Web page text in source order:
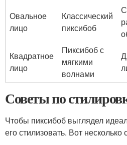
Овальное
лицо
Классический
пиксибоб
Квадратное
лицо
Пиксибоб с
мягкими
волнами
Советы по
Чтобы пиксибоб выглядел
его стилизовать. Вот несколько